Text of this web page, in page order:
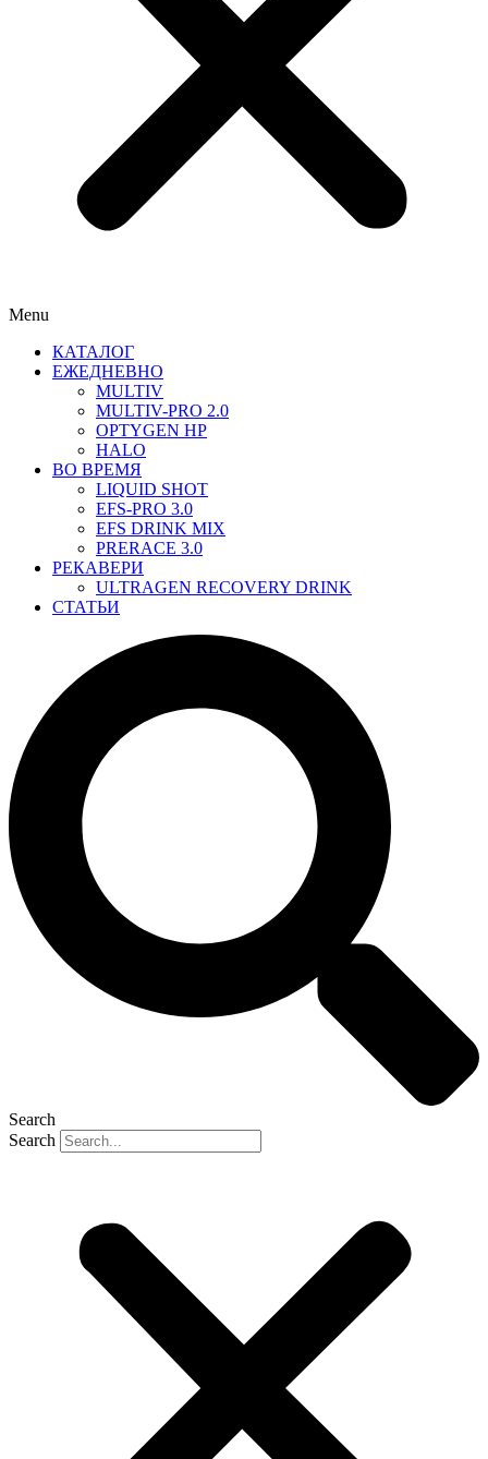
Menu
КАТАЛОГ
ЕЖЕДНЕВНО
MULTIV
MULTIV-PRO 2.0
OPTYGEN HP
HALO
ВО ВРЕМЯ
LIQUID SHOT
EFS-PRO 3.0
EFS DRINK MIX
PRERACE 3.0
РЕКАВЕРИ
ULTRAGEN RECOVERY DRINK
СТАТЬИ
Search
Search